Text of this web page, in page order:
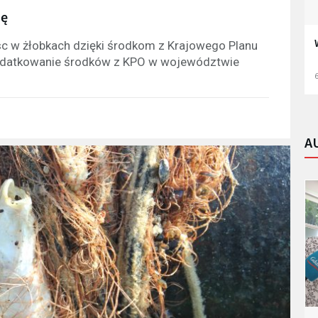
w żłobkach dzięki środkom z Krajowego Planu
środków z KPO w województwie